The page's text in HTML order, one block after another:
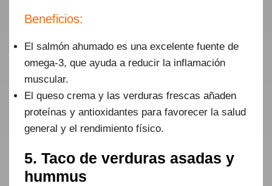
Beneficios:
El salmón ahumado es una excelente fuente de
omega-3, que ayuda a reducir la inflamación
muscular.
El queso crema y las verduras frescas añaden
proteínas y antioxidantes para favorecer la salud
general y el rendimiento físico.
5. Taco de verduras asadas y
hummus